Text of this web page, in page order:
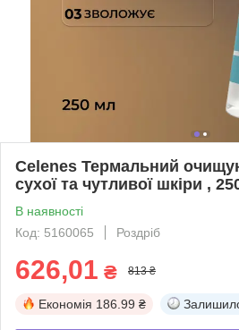
Celenes Термальний
сухої та чутливої шкіри ,
В наявності
Код: 5160065
Роздріб
626,01 ₴ 813 ₴
Економія 186.99 ₴